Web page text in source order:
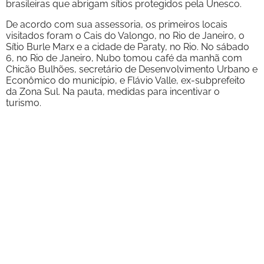
brasileiras que abrigam sítios protegidos pela Unesco.
De acordo com sua assessoria, os primeiros locais
visitados foram o Cais do Valongo, no Rio de Janeiro, o
Sítio Burle Marx e a cidade de Paraty, no Rio. No sábado
6, no Rio de Janeiro, Nubo tomou café da manhã com
Chicão Bulhões, secretário de Desenvolvimento Urbano e
Econômico do município, e Flávio Valle, ex-subprefeito
da Zona Sul. Na pauta, medidas para incentivar o
turismo.